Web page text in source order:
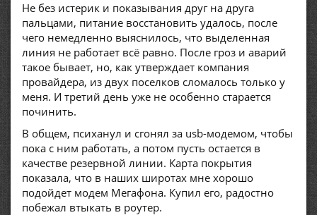
Не без истерик и показывания друг на друга
пальцами, питание восстановить удалось, после
чего немедленно выяснилось, что выделенная
линия не работает всё равно. После гроз и аварий
такое бывает, но, как утверждает компания
провайдера, из двух поселков сломалось только у
меня. И третий день уже не особенно старается
починить.
В общем, психанул и сгонял за usb-модемом, чтобы
пока с ним работать, а потом пусть остается в
качестве резервной линии. Карта покрытия
показала, что в наших широтах мне хорошо
подойдет модем Мегафона. Купил его, радостно
побежал втыкать в роутер.